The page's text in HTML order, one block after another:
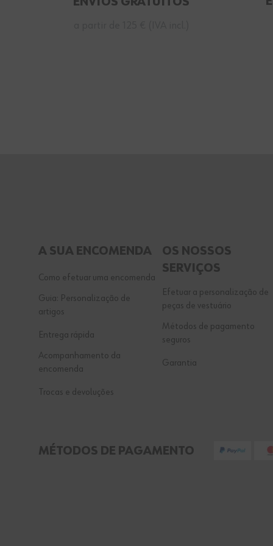
A SUA ENCOMENDA
Como efetuar uma encomenda
Guia: Personalização de
artigos
Entrega rápida
Acompanhamento da
encomenda
Trocas e devoluções
OS NOSSOS
SERVIÇOS
Efetuar a personalização de
peças de vestuário
Métodos de pagamento
seguros
Garantia
MÉTODOS DE PAGAMENTO